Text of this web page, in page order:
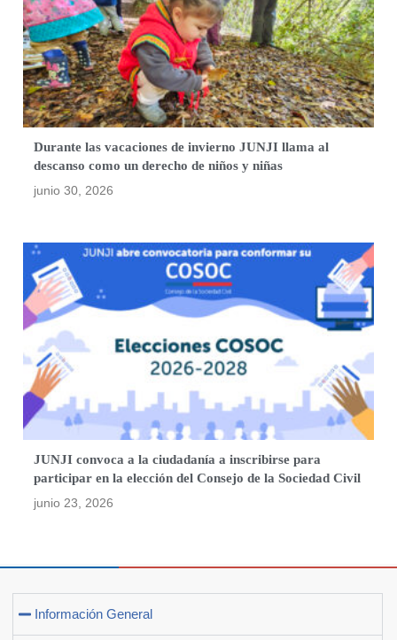
Durante las vacaciones de invierno JUNJI llama al
descanso como un derecho de niños y niñas
junio 30, 2026
JUNJI convoca a la ciudadanía a inscribirse para
participar en la elección del Consejo de la Sociedad Civil
junio 23, 2026
Información General